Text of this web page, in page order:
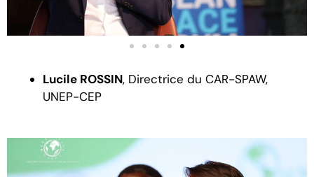
Lucile ROSSIN, Directrice du CAR-SPAW,
UNEP-CEP